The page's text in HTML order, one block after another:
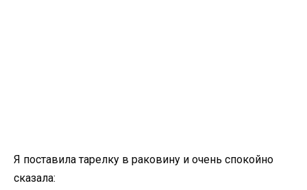
Я поставила тарелку в раковину и очень спокойно
сказала: